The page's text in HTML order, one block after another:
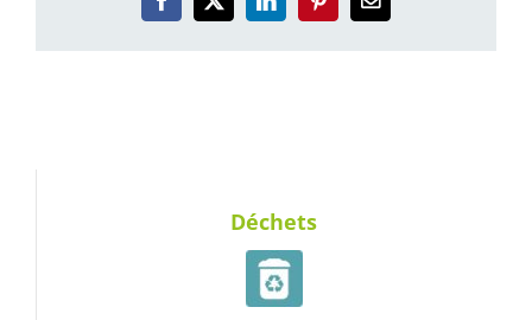
Facebook
X LinkedInPinterestEmail
Déchets